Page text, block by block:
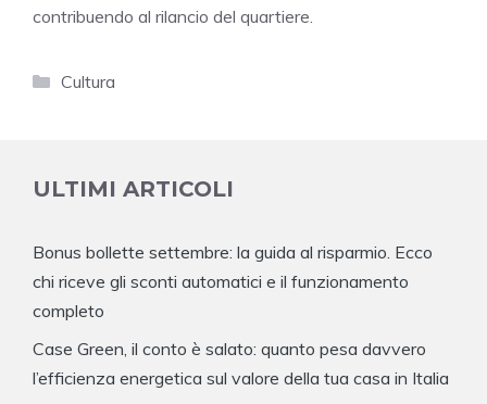
contribuendo al rilancio del quartiere.
Categorie
Cultura
ULTIMI ARTICOLI
Bonus bollette settembre: la guida al risparmio. Ecco
chi riceve gli sconti automatici e il funzionamento
completo
Case Green, il conto è salato: quanto pesa davvero
l’efficienza energetica sul valore della tua casa in Italia